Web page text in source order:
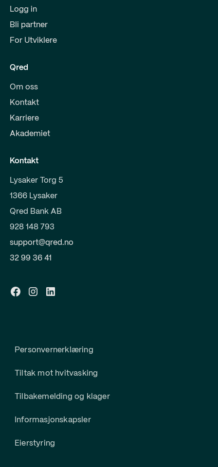
Logg in
Bli partner
For Utviklere
Qred
Om oss
Kontakt
Karriere
Akademiet
Kontakt
Lysaker Torg 5
1366 Lysaker
Qred Bank AB
928 148 793
support@qred.no
32 99 36 41
Personvernerklæring
Tiltak mot hvitvasking
Tilbakemelding og klager
Informasjonskapsler
Eierstyring